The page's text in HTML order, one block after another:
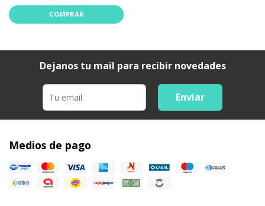
COMPRAR
Dejanos tu mail para recibir novedades
Enviar
Medios de pago